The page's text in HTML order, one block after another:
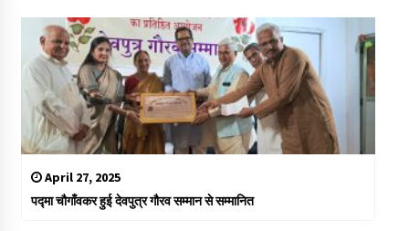
April 27, 2025
पद्मा चौगाँवकर हुई देवपुत्र गौरव सम्मान से सम्मानित